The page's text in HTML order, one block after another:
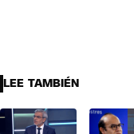
LEE TAMBIÉN